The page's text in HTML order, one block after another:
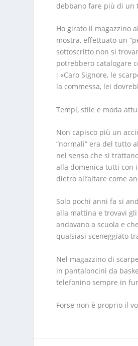
debbano fare più di un
Ho girato il magazzino
mostra, effettuato un
sottoscritto non si
potrebbero catalogare
: «Caro Signore, le
la commessa, lei
Tempi, stile e moda
Non capisco più un
“normali” era del tutto
nel senso che si
alla domenica tutti con
dietro all’altare come
Solo pochi anni fa si
alla mattina e trovavi
andavano a scuola e
qualsiasi sceneggiato
Nel magazzino di
in pantaloncini da
telefonino sempre in
Forse non è proprio il